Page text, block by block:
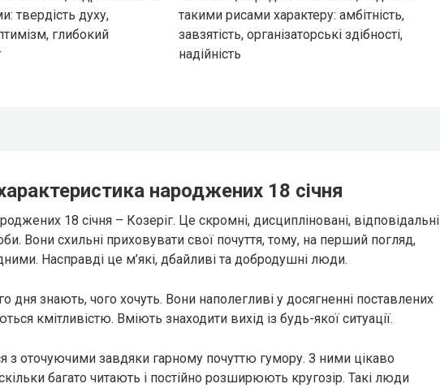
твердість духу,
глибокий
такими рисами характеру: амбітність,
завзятість, організаторські здібності,
надійність
народжених 18 січня
18 січня – Козеріг. Це скромні, дисципліновані, відповідальні
Вони схильні приховувати свої почуття, тому, на перший погляд,
Насправді це м’які, дбайливі та добродушні люди.
дня знають, чого хочуть. Вони наполегливі у досягненні поставлених
кмітливістю. Вміють знаходити вихід із будь-якої ситуації.
з оточуючими завдяки гарному почуттю гумору. З ними цікаво
багато читають і постійно розширюють кругозір. Такі люди